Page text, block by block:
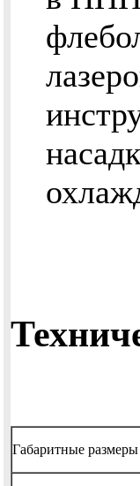
Габаритные размеры